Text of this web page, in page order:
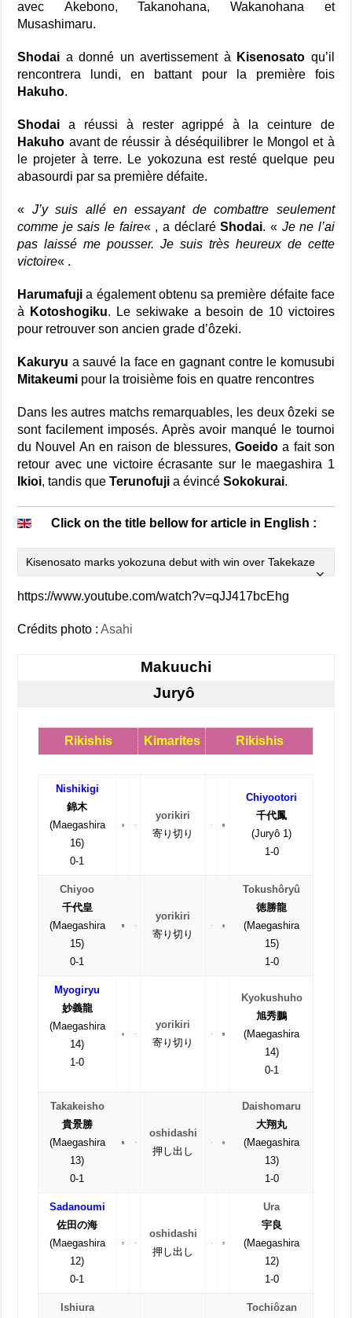
avec Akebono, Takanohana, Wakanohana et
Musashimaru.
Shodai a donné un avertissement à Kisenosato qu’il
rencontrera lundi, en battant pour la première fois
Hakuho.
Shodai a réussi à rester agrippé à la ceinture de
Hakuho avant de réussir à déséquilibrer le Mongol et à
le projeter à terre. Le yokozuna est resté quelque peu
abasourdi par sa première défaite.
« J’y suis allé en essayant de combattre seulement
comme je sais le faire« , a déclaréShodai. « Je ne l’ai
pas laissé me pousser. Je suis très heureux de cette
victoire« .
Harumafuji a également obtenu sa première défaite face
à
Kotoshogiku. Le sekiwake a besoin de 10 victoires
pour retrouver son ancien grade d’ôzeki.
Kakuryu a sauvé la face en gagnant contre le komusubi
Mitakeumi pour la troisième fois en quatre rencontres
Dans les autres matchs remarquables, les deux ôzeki se
sont facilement imposés. Après avoir manqué le tournoi
du Nouvel An en raison de blessures,Goeido a fait son
retour avec une victoire écrasante sur le maegashira 1
Ikioi, tandis queTerunofuji a évincéSokokurai.
Click on the title bellow for article in English :
Kisenosato marks yokozuna debut with win over Takekaze
https://www.youtube.com/watch?v=qJJ417bcEhg
Crédits photo :Asahi
Makuuchi
Juryô
Rikishis Kimarites Rikishis
Nishikigi
錦木
(Maegashira
16)
0-1
yorikiri
寄り切り
Chiyootori
千代鳳
(Juryô 1)
1-0
Chiyoo
千代皇
(Maegashira
15)
0-1
yorikiri
寄り切り
Tokushôryû
徳勝龍
(Maegashira
15)
1-0
Myogiryu
妙義龍
(Maegashira
14)
1-0
yorikiri
寄り切り
Kyokushuho
旭秀鵬
(Maegashira
14)
0-1
Takakeisho
貴景勝
(Maegashira
13)
0-1
oshidashi
押し出し
Daishomaru
大翔丸
(Maegashira
13)
1-0
Sadanoumi
佐田の海
(Maegashira
12)
0-1
oshidashi
押し出し
Ura
宇良
(Maegashira
12)
1-0
Ishiura
Tochiôzan